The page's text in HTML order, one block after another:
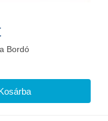
Bordó